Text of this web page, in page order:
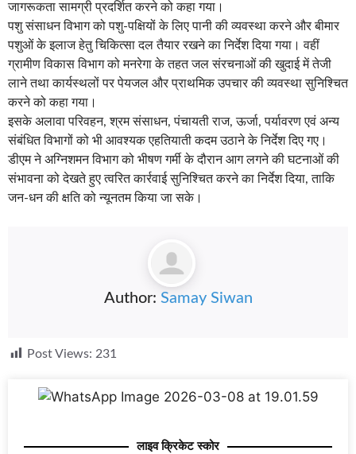
जागरूकता सामग्री प्रदर्शित करने को कहा गया।
पशु संसाधन विभाग को पशु-पक्षियों के लिए पानी की व्यवस्था करने और बीमार
पशुओं के इलाज हेतु चिकित्सा दल तैयार रखने का निर्देश दिया गया। वहीं
ग्रामीण विकास विभाग को मनरेगा के तहत जल संरचनाओं की खुदाई में तेजी
लाने तथा कार्यस्थलों पर पेयजल और प्राथमिक उपचार की व्यवस्था सुनिश्चित
करने को कहा गया।
इसके अलावा परिवहन, श्रम संसाधन, पंचायती राज, ऊर्जा, पर्यावरण एवं अन्य
संबंधित विभागों को भी आवश्यक एहतियाती कदम उठाने के निर्देश दिए गए।
डीएम ने अग्निशमन विभाग को भीषण गर्मी के दौरान आग लगने की घटनाओं की
संभावना को देखते हुए त्वरित कार्रवाई सुनिश्चित करने का निर्देश दिया, ताकि
जन-धन की क्षति को न्यूनतम किया जा सके।
Author: Samay Siwan
Post Views: 231
लाइव क्रिकेट स्कोर